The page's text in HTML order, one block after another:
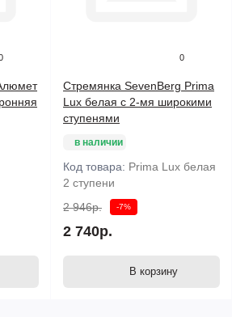
0
Стремянка SevenBerg Prima
Lux белая с 2-мя широкими
ступенями
в наличии
Код товара: Prima Lux белая
2 ступени
2 946р.
-7%
2 740р.
В корзину